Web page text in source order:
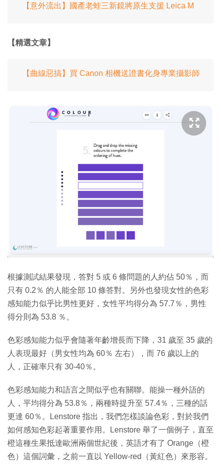
【意外流出】國產老蛙三新鏡將原生支援 Leica M
【精選文章】
【曲線惡搞】買 Canon 相機送證書化身專業攝影師
根據測試結果發現，答對 5 或 6 條問題的人約佔 50％，而
只有 0.2％ 的人能全部 10 條答對。另外也發現女性的色彩
感知能力似乎比男性更好，女性平均得分為 57.7％，男性
得分則為 53.8 ％。
色彩感知能力似乎會隨著年齡增長而下降，31 歲至 35 歲的
人表現最好（男女性均為 60％ 左右），而 76 歲以上的
人，正確率只有 30-40％。
色彩感知能力和語言之間似乎也有關聯。能操一種外語的
人，平均得分為 53.8％，兩種時提升至 57.4％，三種的話
更達 60％。Lenstore 指出，我們怎樣談論色彩，對於我們
如何感知色彩起著重要作用。Lenstore 舉了一個例子，直至
橙這種生果抵達歐洲兩個世紀後，英語才有了 Orange（橙
色）這個詞彙，之前一直以 Yellow-red（黃紅色）來形容。